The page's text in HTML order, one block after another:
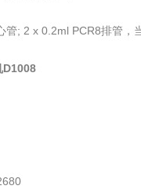
管; 2 x 0.2ml PCR8排管，
D1008